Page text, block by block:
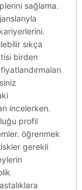
sağlama.
sıkça
birden
incelerken.
profil
öğrenmek
gerekli